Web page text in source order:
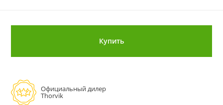
Купить
Официальный дилер
Thorvik